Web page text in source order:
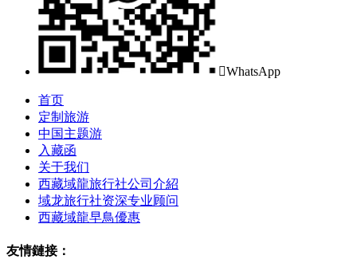
WhatsApp
首页
定制旅游
中国主题游
入藏函
关于我们
西藏域龍旅行社公司介紹
域龙旅行社资深专业顾问
西藏域龍早鳥優惠
友情鏈接：